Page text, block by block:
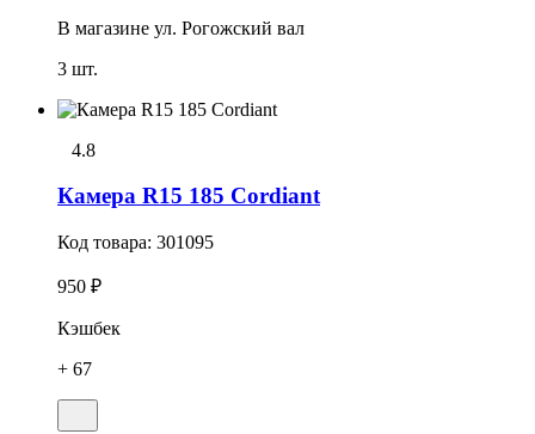
В магазине ул. Рогожский вал
3 шт.
4.8
Камера R15 185 Cordiant
Код товара: 301095
950 ₽
Кэшбек
+ 67